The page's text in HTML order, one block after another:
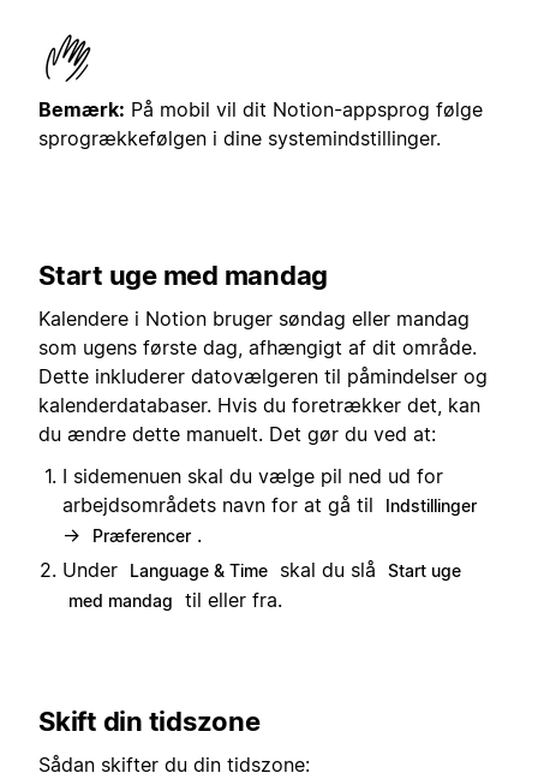
Bemærk: På mobil vil dit Notion-appsprog følge
sprogrækkefølgen i dine systemindstillinger.
Start uge med mandag
Kalendere i Notion bruger søndag eller mandag
som ugens første dag, afhængigt af dit område.
Dette inkluderer datovælgeren til påmindelser og
kalenderdatabaser. Hvis du foretrækker det, kan
du ændre dette manuelt. Det gør du ved at:
I sidemenuen skal du vælge pil ned ud for
arbejdsområdets navn for at gå til
Indstillinger
→ Præferencer .
Under
Language & Time skal du slå
Start uge
med mandag
til eller fra.
Skift din tidszone
Sådan skifter du din tidszone: